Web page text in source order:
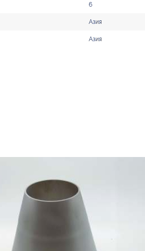
6
Азия
Азия